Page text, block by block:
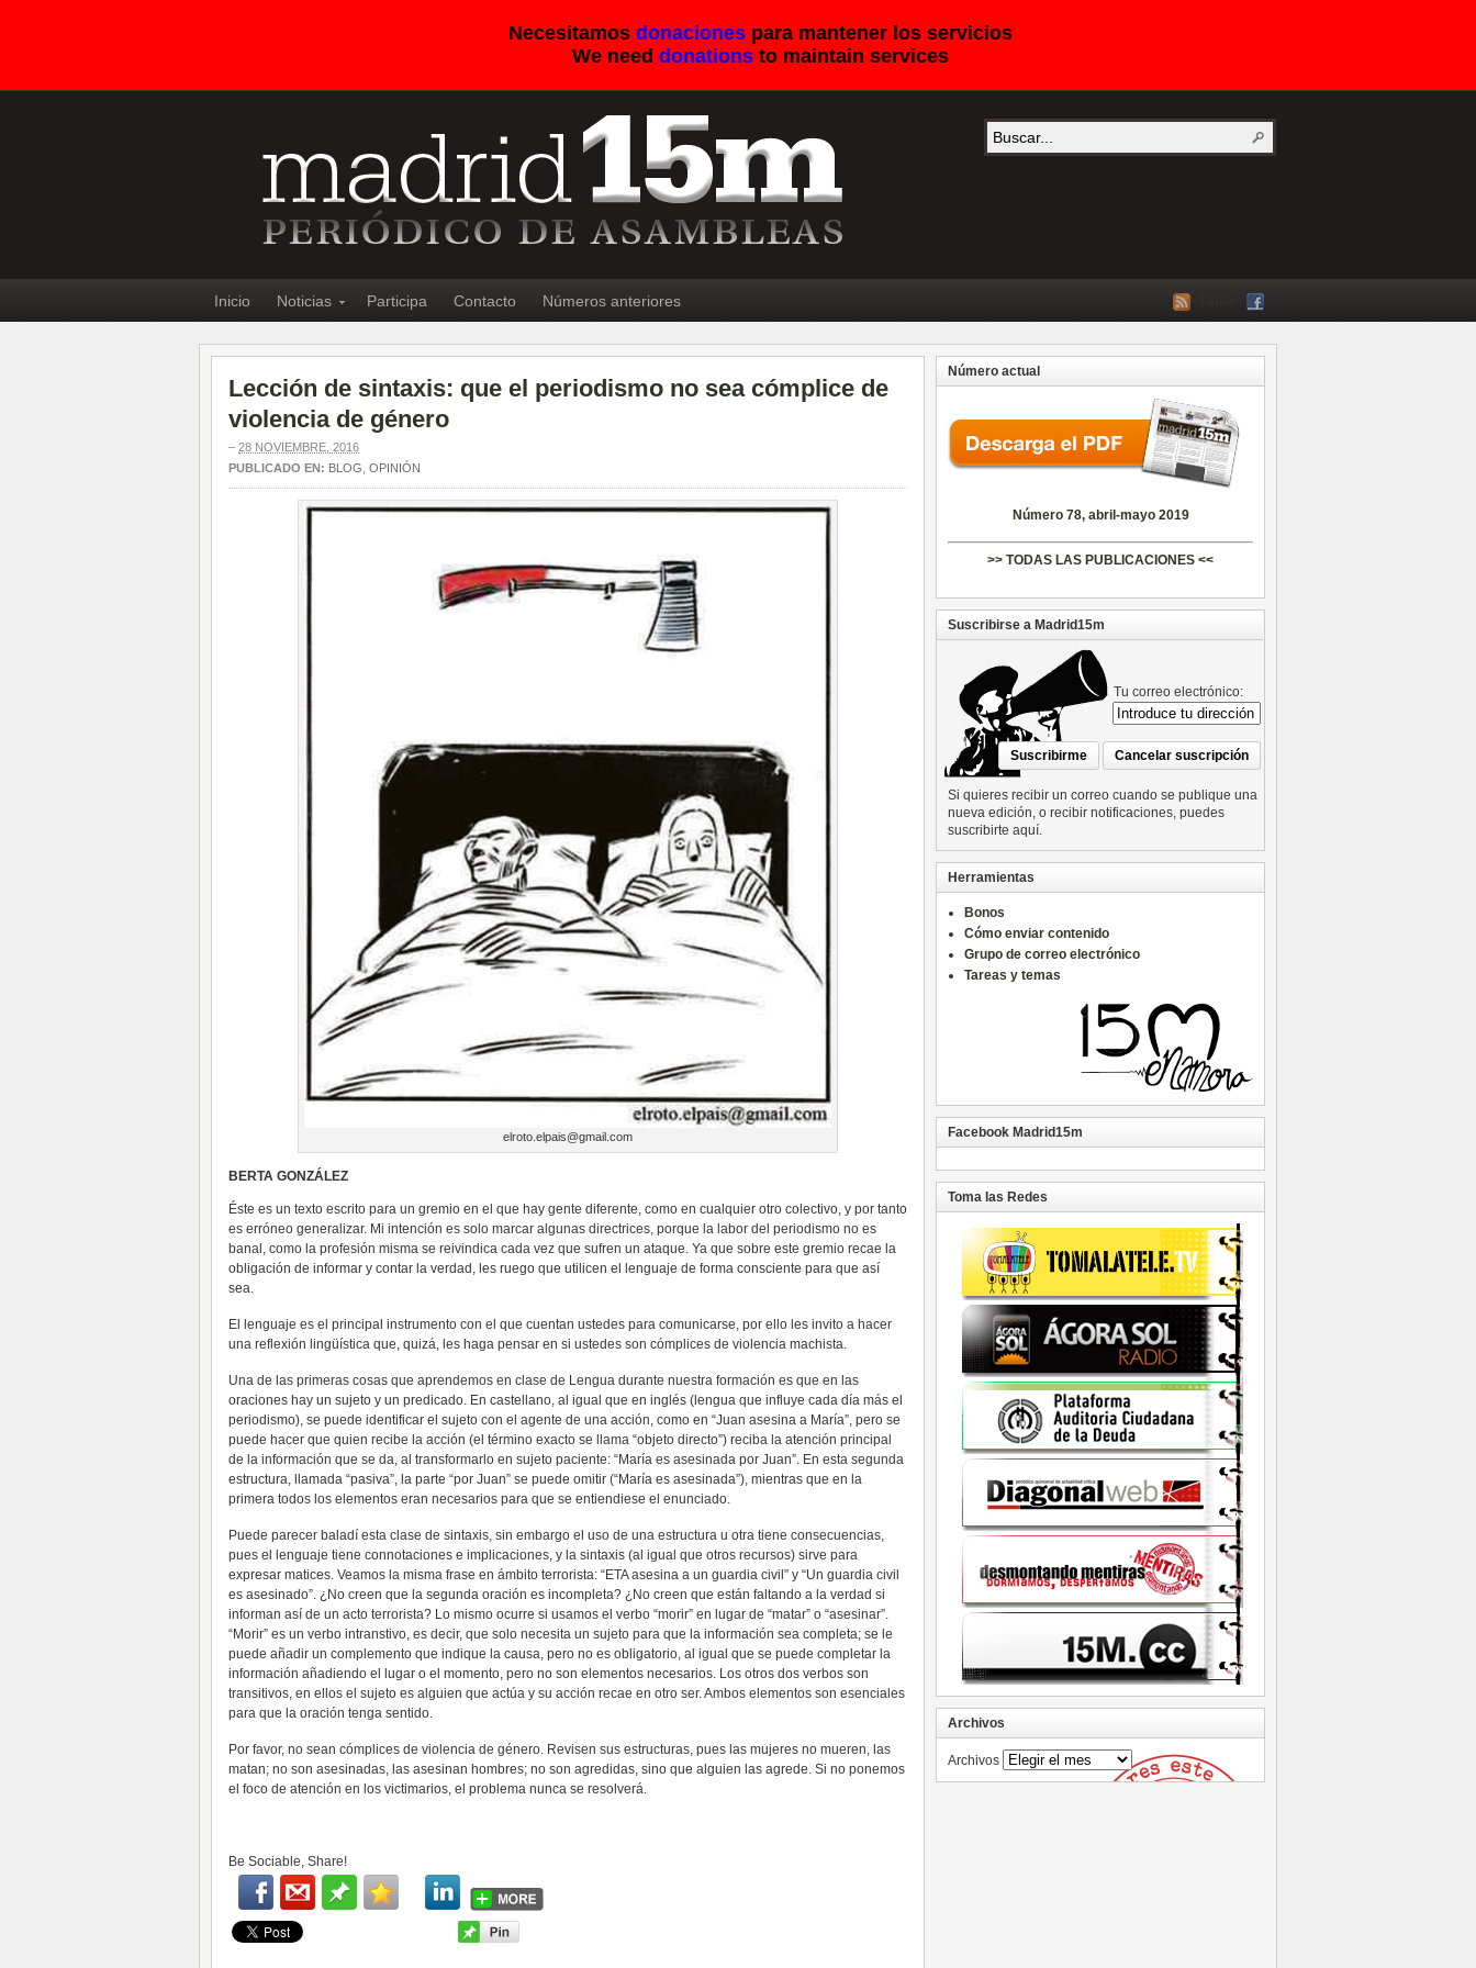
Necesitamos donacionespara mantener los servicios
We need donationsto maintain services
Inicio Noticias Participa Contacto Números anteriores
Lección de sintaxis: que el periodismo no sea cómplice de
violencia de género
– 28 NOVIEMBRE, 2016
PUBLICADO EN: BLOG OPINIÓN
elroto.elpais@gmail.com
BERTA GONZÁLEZ
Éste es un texto escrito para un gremio en el que hay gente diferente, como en cualquier otro colectivo, y por tanto
es erróneo generalizar. Mi intención es solo marcar algunas directrices, porque la labor del periodismo no es
banal, como la profesión misma se reivindica cada vez que sufren un ataque. Ya que sobre este gremio recae la
obligación de informar y contar la verdad, les ruego que utilicen el lenguaje de forma consciente para que así
sea.
El lenguaje es el principal instrumento con el que cuentan ustedes para comunicarse, por ello les invito a hacer
una reflexión lingüística que, quizá, les haga pensar en si ustedes son cómplices de violencia machista.
Una de las primeras cosas que aprendemos en clase de Lengua durante nuestra formación es que en las
oraciones hay un sujeto y un predicado. En castellano, al igual que en inglés (lengua que influye cada día más el
periodismo), se puede identificar el sujeto con el agente de una acción, como en “Juan asesina a María”, pero se
puede hacer que quien recibe la acción (el término exacto se llama “objeto directo”) reciba la atención principal
de la información que se da, al transformarlo en sujeto paciente: “María es asesinada por Juan”. En esta segunda
estructura, llamada “pasiva”, la parte “por Juan” se puede omitir (“María es asesinada”), mientras que en la
primera todos los elementos eran necesarios para que se entiendiese el enunciado.
Puede parecer baladí esta clase de sintaxis, sin embargo el uso de una estructura u otra tiene consecuencias,
pues el lenguaje tiene connotaciones e implicaciones, y la sintaxis (al igual que otros recursos) sirve para
expresar matices. Veamos la misma frase en ámbito terrorista: “ETA asesina a un guardia civil” y “Un guardia civil
es asesinado”. ¿No creen que la segunda oración es incompleta? ¿No creen que están faltando a la verdad si
informan así de un acto terrorista? Lo mismo ocurre si usamos el verbo “morir” en lugar de “matar” o “asesinar”.
“Morir” es un verbo intranstivo, es decir, que solo necesita un sujeto para que la información sea completa; se le
puede añadir un complemento que indique la causa, pero no es obligatorio, al igual que se puede completar la
información añadiendo el lugar o el momento, pero no son elementos necesarios. Los otros dos verbos son
transitivos, en ellos el sujeto es alguien que actúa y su acción recae en otro ser. Ambos elementos son esenciales
para que la oración tenga sentido.
Por favor, no sean cómplices de violencia de género. Revisen sus estructuras, pues las mujeres no mueren, las
matan; no son asesinadas, las asesinan hombres; no son agredidas, sino que alguien las agrede. Si no ponemos
el foco de atención en los victimarios, el problema nunca se resolverá.
Be Sociable, Share!
Número actual
Número 78, abril-mayo 2019
>> TODAS LAS PUBLICACIONES <<
Suscribirse a Madrid15m
Tu correo electrónico:
Si quieres recibir un correo cuando se publique una
nueva edición, o recibir notificaciones, puedes
suscribirte aquí.
Herramientas
Bonos
Cómo enviar contenido
Grupo de correo electrónico
Tareas y temas
Facebook Madrid15m
Toma las Redes
Archivos
Archivos